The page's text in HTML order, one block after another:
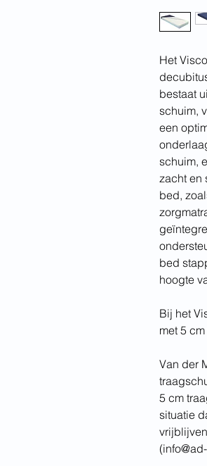
Het
bestaat
schuim,
een
schuim,
zacht en
bed,
bed
hoogte
Bij het
met 5
Van der
5 cm
situatie